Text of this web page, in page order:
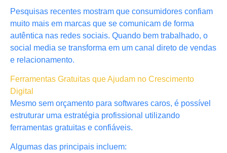
Pesquisas recentes mostram que consumidores confiam
muito mais em marcas que se comunicam de forma
autêntica nas redes sociais. Quando bem trabalhado, o
social media se transforma em um canal direto de vendas
e relacionamento.
Ferramentas Gratuitas que Ajudam no Crescimento
Digital
Mesmo sem orçamento para softwares caros, é possível
estruturar uma estratégia profissional utilizando
ferramentas gratuitas e confiáveis.
Algumas das principais incluem: